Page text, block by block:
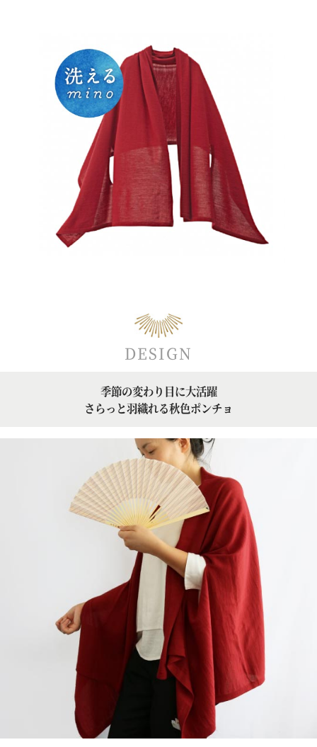
DESIGN
季節の変わり目に大活躍
さらっと羽織れる秋色ポンチョ